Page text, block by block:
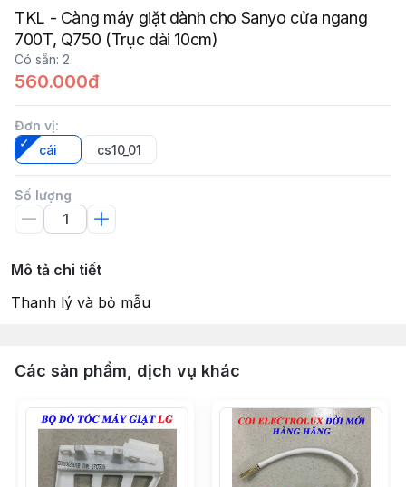
TKL - Càng máy giặt dành cho Sanyo cửa ngang
700T, Q750 (Trục dài 10cm)
Có sẵn: 2
560.000đ
Đơn vị:
cái
cs10_01
Số lượng
Mô tả chi tiết
Thanh lý và bỏ mẫu
Các sản phẩm, dịch vụ khác